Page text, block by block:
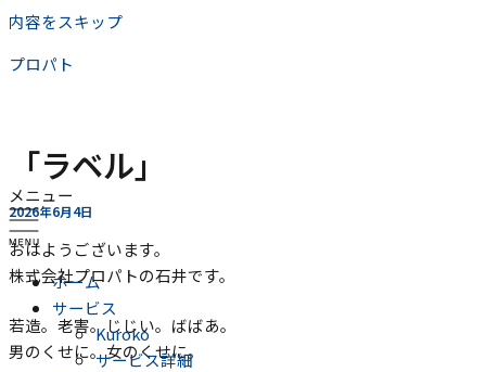
内容をスキップ
プロパト
メニュー
ホーム
サービス
Kuroko
サービス詳細
「ラベル」
2026年6月4日
おはようございます。
株式会社プロパトの石井です。
若造。老害。じじい。ばばあ。
男のくせに。女のくせに。